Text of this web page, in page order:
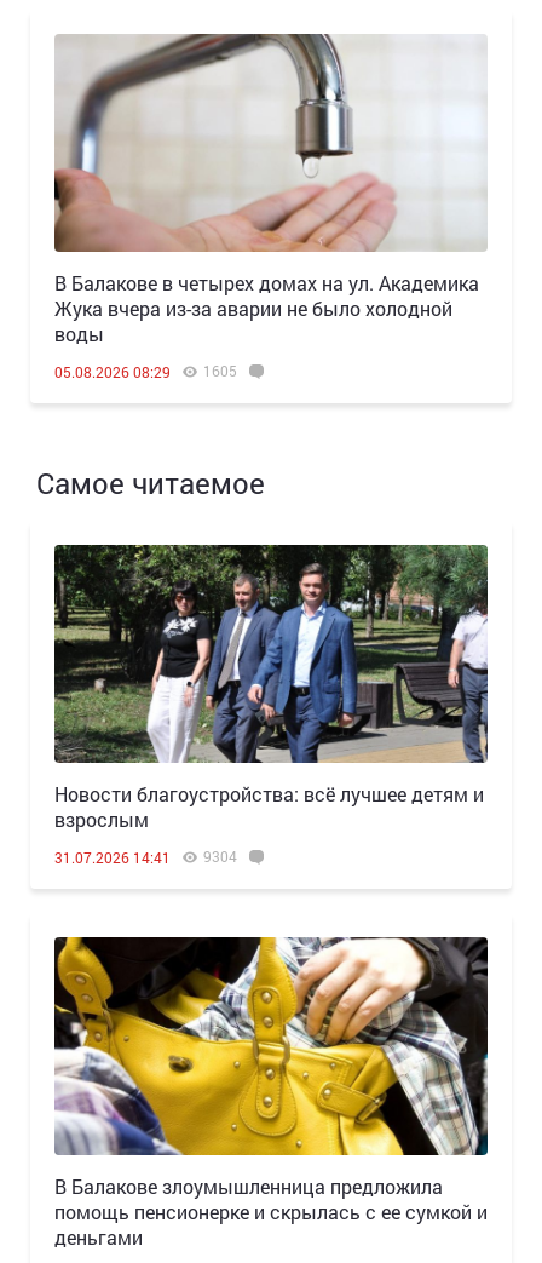
В Балакове в четырех домах на ул. Академика
Жука вчера из-за аварии не было холодной
воды
05.08.2026 08:29 1605
Самое читаемое
Новости благоустройства: всё лучшее детям и
взрослым
31.07.2026 14:41 9304
В Балакове злоумышленница предложила
помощь пенсионерке и скрылась с ее сумкой и
деньгами